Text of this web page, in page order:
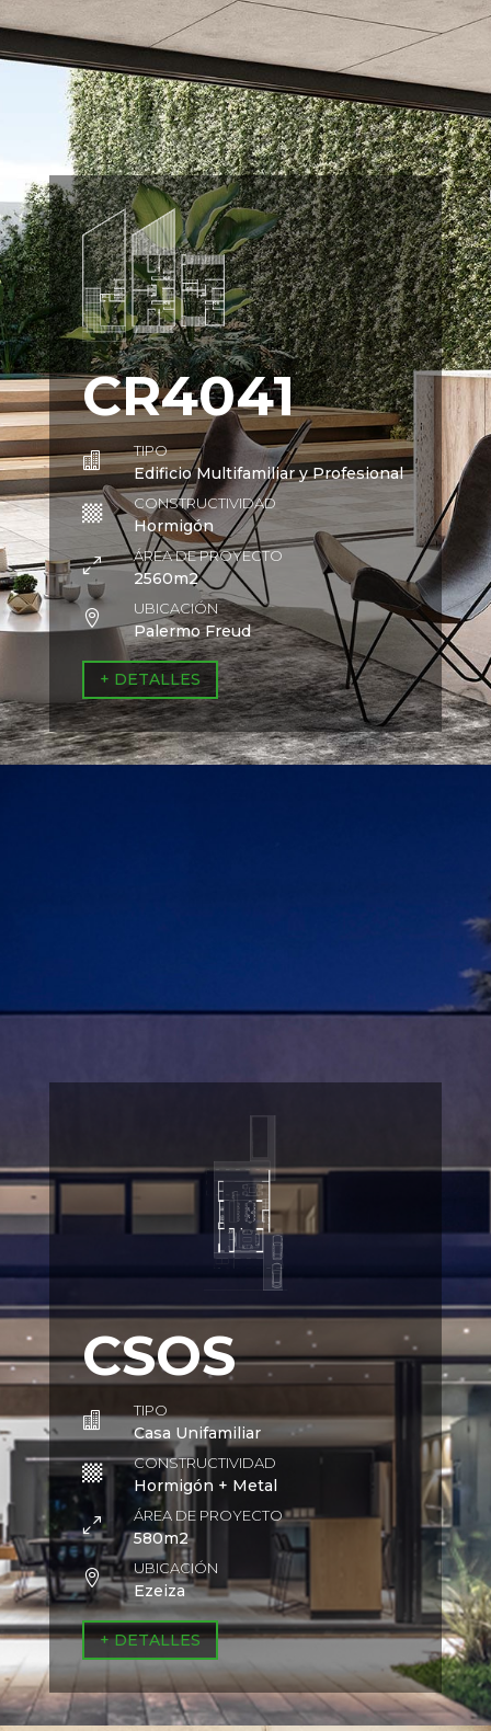
CR4041
 TIPO
Edificio Multifamiliar y Profesional

CONSTRUCTIVIDAD
Hormigón
0
ÁREA DE PROYECTO
2560m2

UBICACIÓN
Palermo Freud
+ DETALLES
CSOS
 TIPO
Casa Unifamiliar

CONSTRUCTIVIDAD
Hormigón + Metal
0
ÁREA DE PROYECTO
580m2

UBICACIÓN
Ezeiza
+ DETALLES